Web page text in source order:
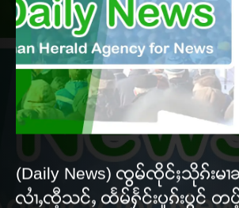
(Daily News) ၸွမ်ၸိုင်ႈသိုၵ်းမ
လၢႆႇၸီ့သင်ႇ ထႅမ်ႁႅင်းပူၵ်းပွင် တ